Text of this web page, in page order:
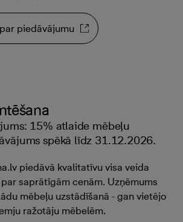
piedāvājumu
15% atlaide mēbeļu
spēkā līdz 31.12.2026.
piedāvā kvalitatīvu visa veida
saprātīgām cenām. Uzņēmums
mēbeļu uzstādīšanā - gan vietējo
ražotāju mēbelēm.